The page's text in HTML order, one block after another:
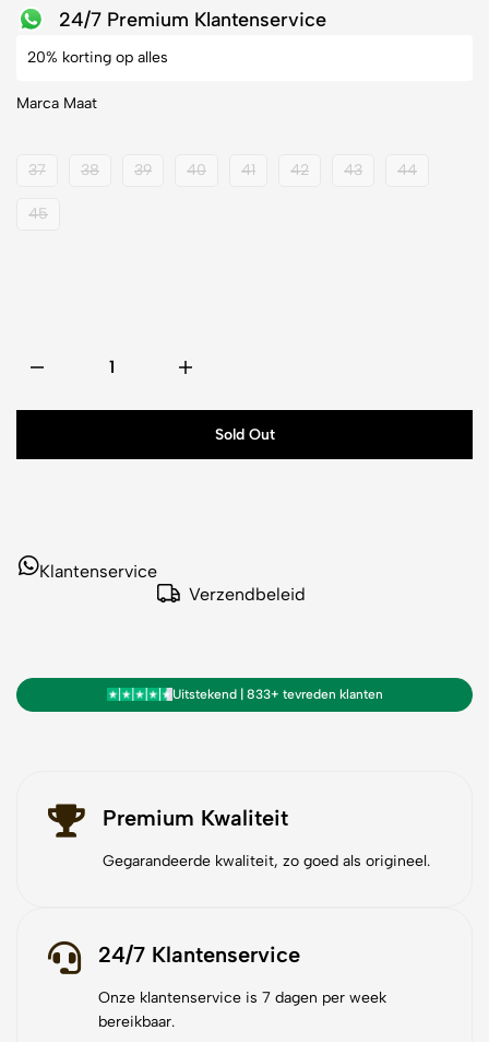
24/7 Premium Klantenservice
20% korting op alles
Marca Maat
37 38 39 40 41 42 43 44
45
Sold Out
Klantenservice
Verzendbeleid
Uitstekend | 833+ tevreden klanten
Premium Kwaliteit
Gegarandeerde kwaliteit, zo goed als origineel.
24/7 Klantenservice
Onze klantenservice is 7 dagen per week
bereikbaar.